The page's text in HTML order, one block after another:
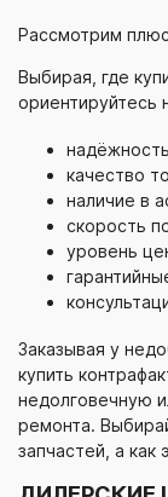
Рассмотрим
Выбирая, где
ориентируйтесь
качество
наличие в
скорость
уровень
Заказывая у
купить
недолговечную
ремонта.
запчастей, а